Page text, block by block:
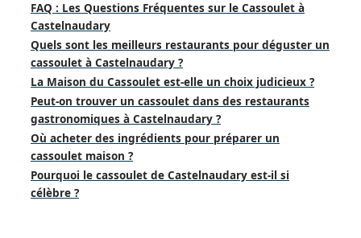
FAQ : Les Questions Fréquentes sur le Cassoulet à
Castelnaudary
Quels sont les meilleurs restaurants pour déguster un
cassoulet à Castelnaudary ?
La Maison du Cassoulet est-elle un choix judicieux ?
Peut-on trouver un cassoulet dans des restaurants
gastronomiques à Castelnaudary ?
Où acheter des ingrédients pour préparer un
cassoulet maison ?
Pourquoi le cassoulet de Castelnaudary est-il si
célèbre ?